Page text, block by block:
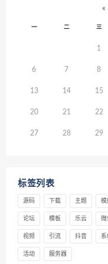
«
一 二 三
1
6 7 8
13 14 15
20 21 22
27 28 29
标签列表
源码 下载 主题 模
论坛 模板 乐云 微
视频 引流 抖音 系
活动 服务器